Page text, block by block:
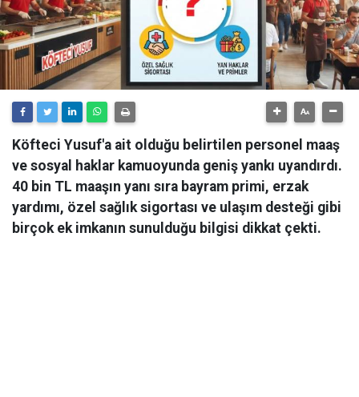
Köfteci Yusuf'a ait olduğu belirtilen personel maaş
ve sosyal haklar kamuoyunda geniş yankı uyandırdı.
40 bin TL maaşın yanı sıra bayram primi, erzak
yardımı, özel sağlık sigortası ve ulaşım desteği gibi
birçok ek imkanın sunulduğu bilgisi dikkat çekti.